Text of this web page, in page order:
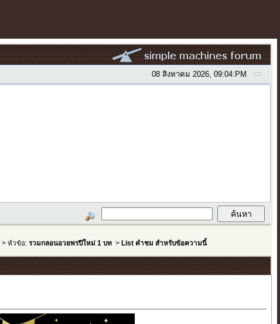
08 สิงหาคม 2026, 09:04:PM
> หัวข้อ:รวมกลอนอวยพรปีใหม่ 1 บท >List คำชม สำหรับข้อความนี้